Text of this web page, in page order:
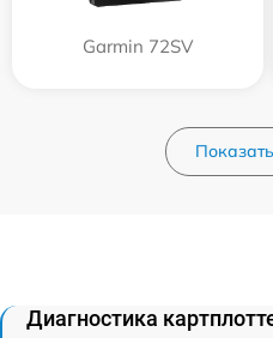
Garmin 72SV
Диагностика